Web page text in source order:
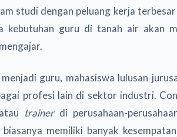
studi dengan peluang kerja
kebutuhan guru di tanah air akan
guru, mahasiswa lulusan
profesi lain di sektor industri.
trainer di perusahaan-
memiliki banyak